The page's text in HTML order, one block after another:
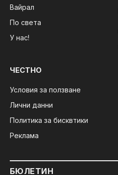
Вайрал
По света
У нас!
ЧЕСТНО
Условия за ползване
Лични данни
Политика за бисквтики
Реклама
БЮЛЕТИН